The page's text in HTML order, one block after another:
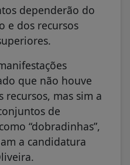
dependerão do
e dos recursos
que não houve
mas sim a
de
“dobradinhas”,
a candidatura